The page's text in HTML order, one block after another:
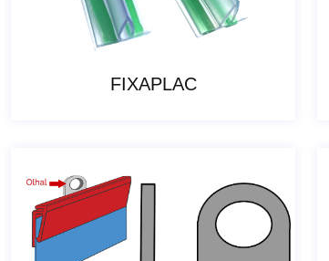
FIXAPLAC